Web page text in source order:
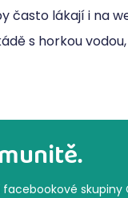
často lákají i na
s horkou
skupiny